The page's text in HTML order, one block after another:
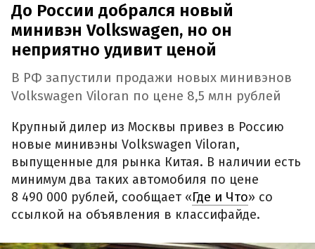
До России добрался новый
минивэн Volkswagen, но он
неприятно удивит ценой
В РФ запустили продажи новых минивэнов
Volkswagen Viloran по цене 8,5 млн рублей
Крупный дилер из Москвы привез в Россию
новые минивэны Volkswagen Viloran,
выпущенные для рынка Китая. В наличии есть
минимум два таких автомобиля по цене
8 490 000 рублей, сообщает «Где и Что» со
ссылкой на объявления в классифайде.